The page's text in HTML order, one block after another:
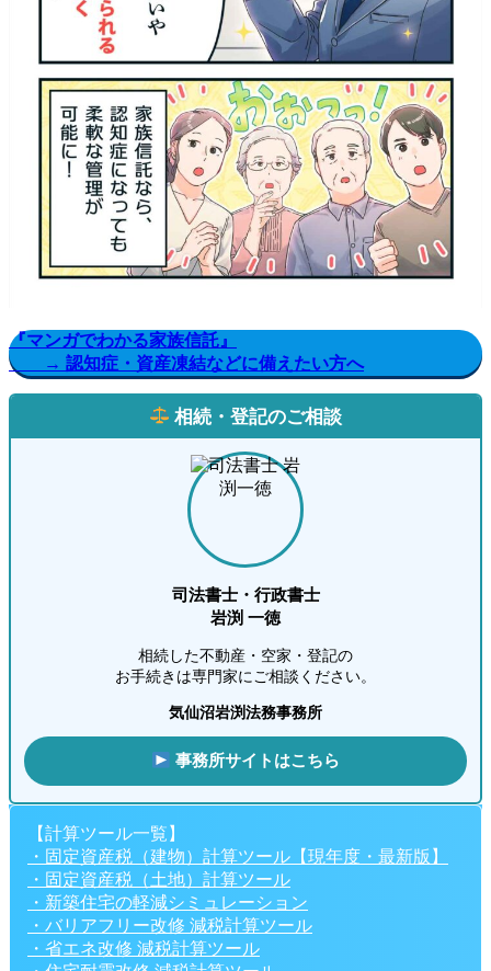
『マンガでわかる家族信託』
→ 認知症・資産凍結などに備えたい方へ
相続・登記のご相談
司法書士・行政書士
岩渕 一徳
相続した不動産・空家・登記の
お手続きは専門家にご相談ください。
気仙沼岩渕法務事務所
事務所サイトはこちら
【計算ツール一覧】
・固定資産税（建物）計算ツール【現年度・最新版】
・固定資産税（土地）計算ツール
・新築住宅の軽減シミュレーション
・バリアフリー改修 減税計算ツール
・省エネ改修 減税計算ツール